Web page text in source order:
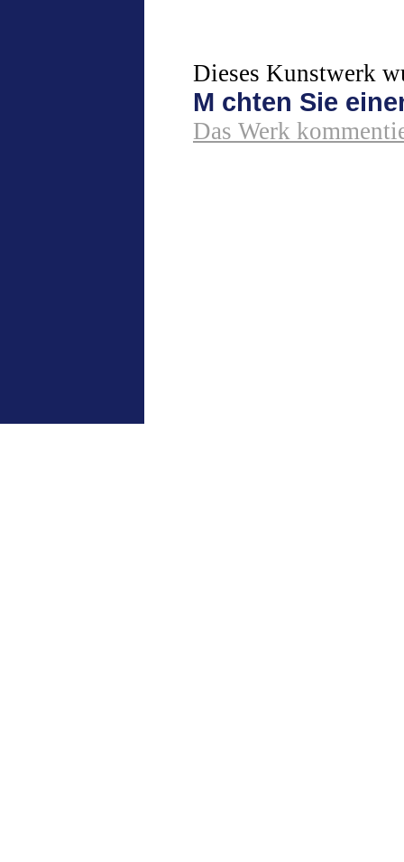
Dieses Kunstwerk
M chten Sie
Das Werk